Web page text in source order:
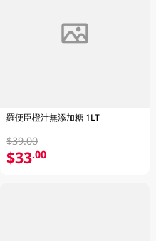
羅便臣橙汁無添加糖 1LT
$39.00
$33.00